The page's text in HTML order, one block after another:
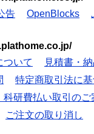
告 OpenBlocks
ついて
見積書・
特定商取引法に
科研費払い取引のご
ご注文の取り消し